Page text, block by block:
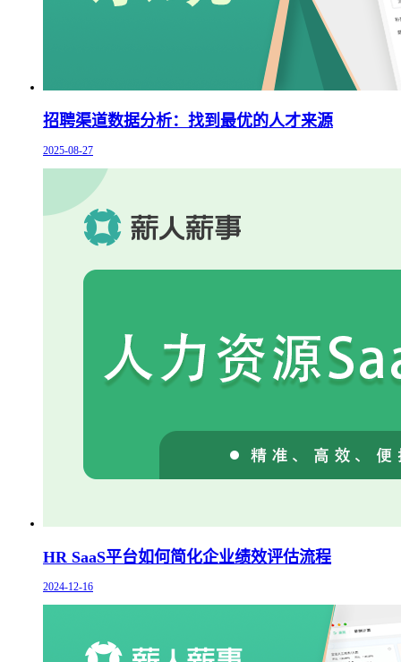
招聘渠道数据分析：找到最优的人才来源
2025-08-27
HR SaaS平台如何简化企业绩效评估流程
2024-12-16